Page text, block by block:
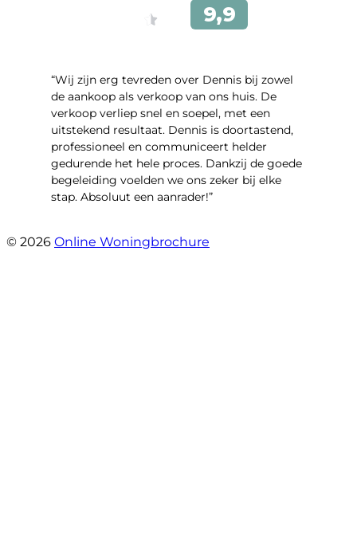
“Wij zijn erg tevreden over Dennis bij zowel
de aankoop als verkoop van ons huis. De
verkoop verliep snel en soepel, met een
uitstekend resultaat. Dennis is doortastend,
professioneel en communiceert helder
gedurende het hele proces. Dankzij de goede
begeleiding voelden we ons zeker bij elke
stap. Absoluut een aanrader!”
© 2026 Online Woningbrochure